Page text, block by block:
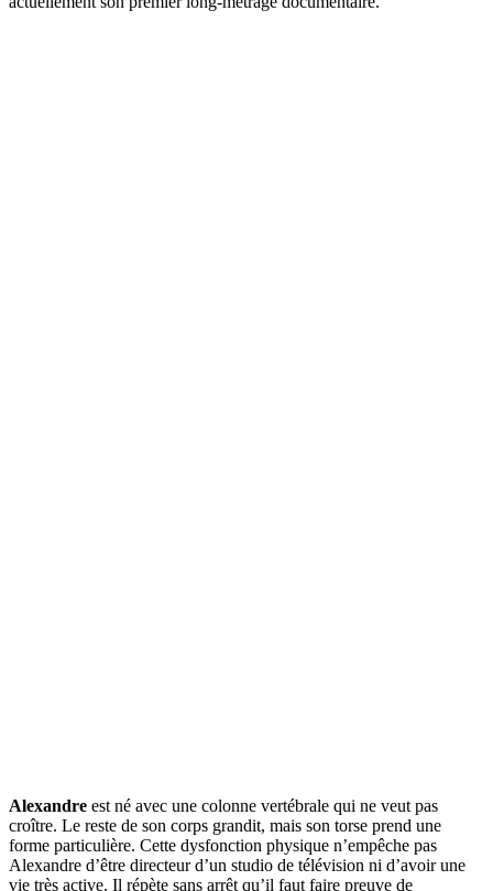
Alexandre est né avec une colonne vertébrale qui ne veut pas
croître. Le reste de son corps grandit, mais son torse prend une
forme particulière. Cette dysfonction physique n’empêche pas
Alexandre d’être directeur d’un studio de télévision ni d’avoir une
vie très active. Il répète sans arrêt qu’il faut faire preuve de